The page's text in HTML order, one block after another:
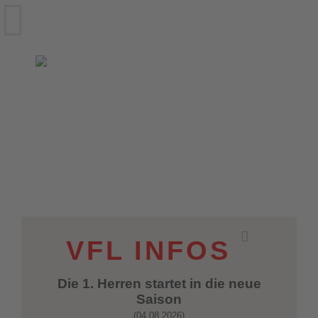
VFL INFOS
Die 1. Herren startet in die neue
Saison
(04.08.2026)